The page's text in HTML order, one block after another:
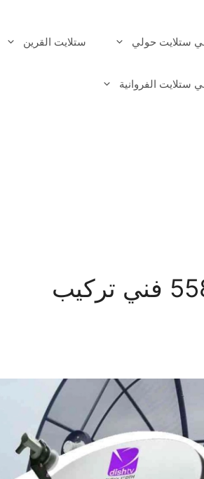
ستلايت حولي ستلايت القرين
ستلايت الفروانية
فني ستلايت الخالدية 55806005 فني تركيب